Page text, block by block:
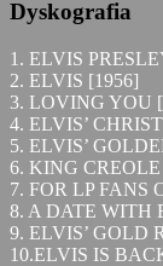
Dyskografia
1. ELVIS
2. ELVIS [1956]
3. LOVING YOU
4. ELVIS’
5. ELVIS’
6. KING CREOLE
7. FOR LP FANS
8. A DATE WITH
9. ELVIS’ GOLD
10.ELVIS IS